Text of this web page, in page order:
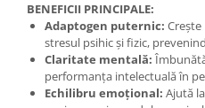
Vitamina K
Cătină
Chlorella
BENEFICII PRINCIPALE:
Adaptogen puternic:
stresul psihic și fizic,
Claritate mentală:
performanța intelectuală în
Echilibru emoțional: Ajută